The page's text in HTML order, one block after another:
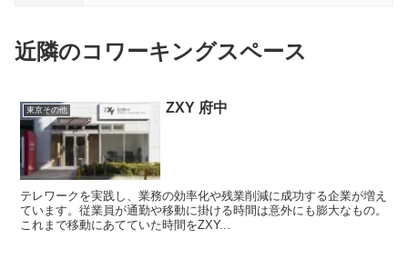
近隣のコワーキングスペース
東京その他 ZXY 府中
テレワークを実践し、業務の効率化や残業削減に成功する企業が増え
ています。従業員が通勤や移動に掛ける時間は意外にも膨大なもの。
これまで移動にあてていた時間をZXY...